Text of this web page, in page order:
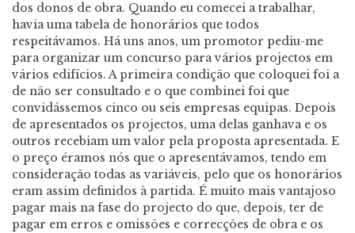
dos donos de obra. Quando eu comecei a trabalhar,
havia uma tabela de honorários que todos
respeitávamos. Há uns anos, um promotor pediu-me
para organizar um concurso para vários projectos em
vários edifícios. A primeira condição que coloquei foi a
de não ser consultado e o que combinei foi que
convidássemos cinco ou seis empresas equipas. Depois
de apresentados os projectos, uma delas ganhava e os
outros recebiam um valor pela proposta apresentada. E
o preço éramos nós que o apresentávamos, tendo em
consideração todas as variáveis, pelo que os honorários
eram assim definidos à partida. É muito mais vantajoso
pagar mais na fase do projecto do que, depois, ter de
pagar em erros e omissões e correcções de obra e os